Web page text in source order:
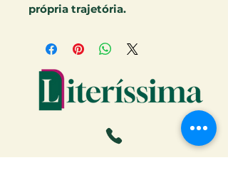
própria trajetória.